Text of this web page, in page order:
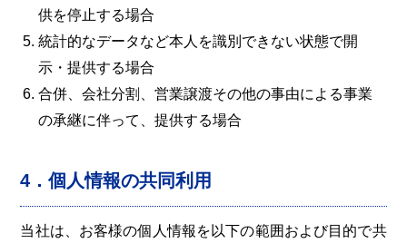
供を停止する場合
統計的なデータなど本人を識別できない状態で開
示・提供する場合
合併、会社分割、営業譲渡その他の事由による事業
の承継に伴って、提供する場合
4．個人情報の共同利用
当社は、お客様の個人情報を以下の範囲および目的で共